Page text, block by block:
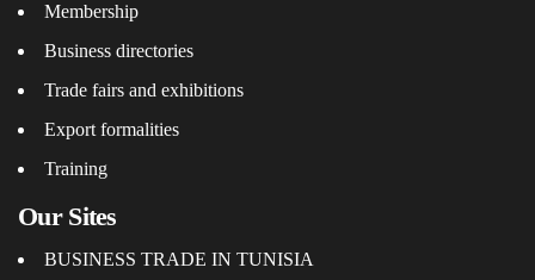
Membership
Business directories
Trade fairs and exhibitions
Export formalities
Training
Our Sites
BUSINESS TRADE IN TUNISIA